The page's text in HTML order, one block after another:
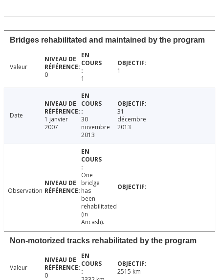
Bridges rehabilitated and maintained by the program
Valeur
0
1
1
Date
1 janvier
2007
30
novembre
2013
31
décembre
2013
Observation
One
bridge
has
been
rehabilitated
(in
Ancash).
Non-motorized tracks rehabilitated by the program
Valeur
0
2515 km